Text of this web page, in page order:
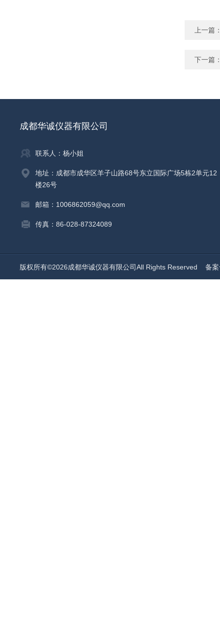
上一篇
下一篇
成都华诚仪器有限公司
联系人：杨小姐
地址：成都市成华区羊子山路68号东立国际广场5栋2单元12
楼26号
邮箱：1006862059@qq.com
传真：86-028-87324089
版权所有©2026成都华诚仪器有限公司All Rights Reserved 备